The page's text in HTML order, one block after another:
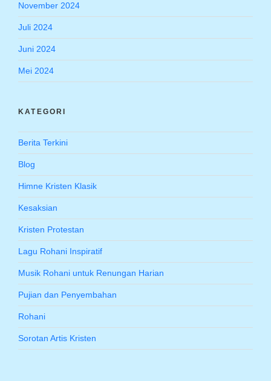
November 2024
Juli 2024
Juni 2024
Mei 2024
KATEGORI
Berita Terkini
Blog
Himne Kristen Klasik
Kesaksian
Kristen Protestan
Lagu Rohani Inspiratif
Musik Rohani untuk Renungan Harian
Pujian dan Penyembahan
Rohani
Sorotan Artis Kristen